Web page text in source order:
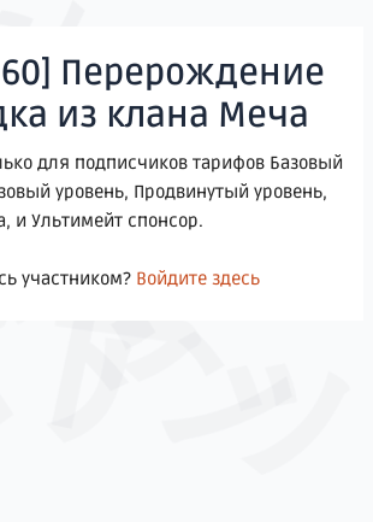
ア
ゴゴゴ
60] Перерождение
из клана Меча
для подписчиков тарифов Базовый
уровень, Продвинутый уровень,
и Ультимейт спонсор.
участником? Войдите здесь